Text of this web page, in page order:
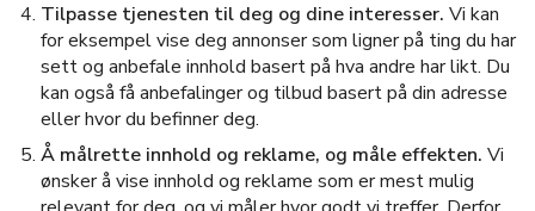
Tilpasse tjenesten til deg og dine interesser. Vi kan
for eksempel vise deg annonser som ligner på ting du har
sett og anbefale innhold basert på hva andre har likt. Du
kan også få anbefalinger og tilbud basert på din adresse
eller hvor du befinner deg.
Å målrette innhold og reklame, og måle effekten. Vi
ønsker å vise innhold og reklame som er mest mulig